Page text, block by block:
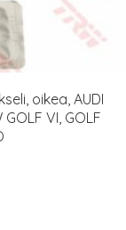
oikea, AUDI
VI, GOLF